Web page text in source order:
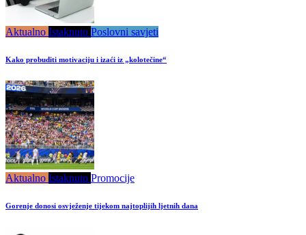
Aktualno Istaknuto Poslovni savjeti
Kako probuditi motivaciju i izaći iz „kolotečine“
Aktualno Istaknuto Promocije
Gorenje donosi osvježenje tijekom najtoplijih ljetnih dana